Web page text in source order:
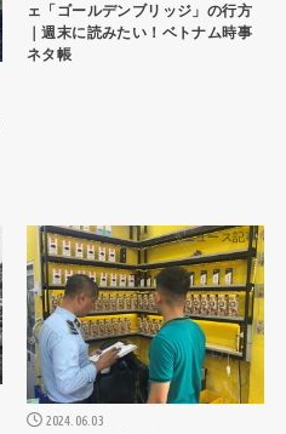
ェ「ゴールデンブリッジ」の行方
｜週末に読みたい！ベトナム時事
ネタ帳
ニュース記事
2024.06.03